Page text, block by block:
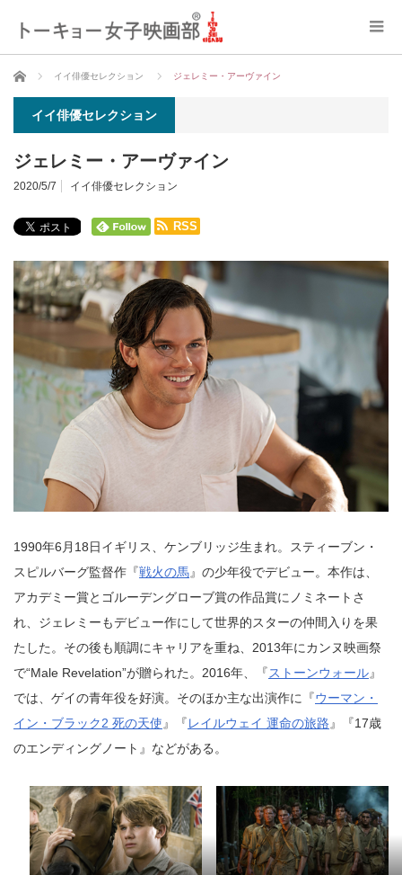
ホーム イイ俳優セレクション ジェレミー・アーヴァイン
イイ俳優セレクション
ジェレミー・アーヴァイン
2020/5/7 イイ俳優セレクション
RSS
1990年6月18日イギリス、ケンブリッジ生まれ。スティーブン・
スピルバーグ監督作『戦火の馬』の少年役でデビュー。本作は、
アカデミー賞とゴルーデングローブ賞の作品賞にノミネートさ
れ、ジェレミーもデビュー作にして世界的スターの仲間入りを果
たした。その後も順調にキャリアを重ね、2013年にカンヌ映画祭
で“Male Revelation”が贈られた。2016年、『ストーンウォール』
では、ゲイの青年役を好演。そのほか主な出演作に『ウーマン・
イン・ブラック2 死の天使 』『レイルウェイ 運命の旅路 』『17歳
のエンディングノート』などがある。